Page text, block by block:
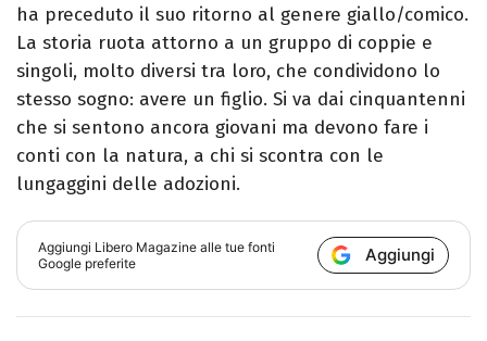
ha preceduto il suo ritorno al genere giallo/comico.
La storia ruota attorno a un gruppo di coppie e
singoli, molto diversi tra loro, che condividono lo
stesso sogno: avere un figlio. Si va dai cinquantenni
che si sentono ancora giovani ma devono fare i
conti con la natura, a chi si scontra con le
lungaggini delle adozioni.
Aggiungi Libero Magazine alle tue fonti
Google preferite
Aggiungi